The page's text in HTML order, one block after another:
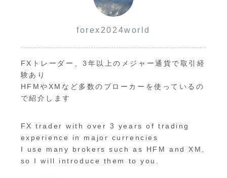
forex2024world
FXトレーダー、3年以上のメジャー通貨で取引経
験あり
HFMやXMなど多数のブローカーを使っているの
で紹介します
FX trader with over 3 years of trading
experience in major currencies
I use many brokers such as HFM and XM,
so I will introduce them to you.